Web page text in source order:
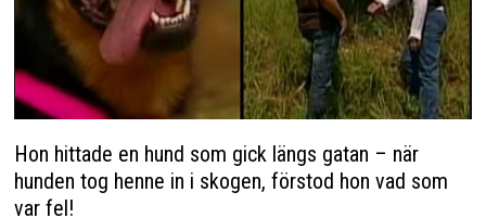
Hon hittade en hund som gick längs gatan – när
hunden tog henne in i skogen, förstod hon vad som
var fel!